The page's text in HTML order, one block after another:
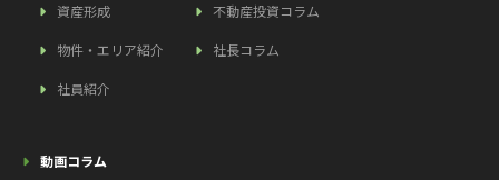
資産形成 不動産投資コラム
物件・エリア紹介 社長コラム
社員紹介
動画コラム